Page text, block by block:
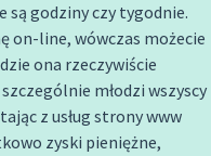
godziny czy tygodnie.
on-line, wówczas możecie
ona rzeczywiście
młodzi wszyscy
z usług strony www
zyski pieniężne,